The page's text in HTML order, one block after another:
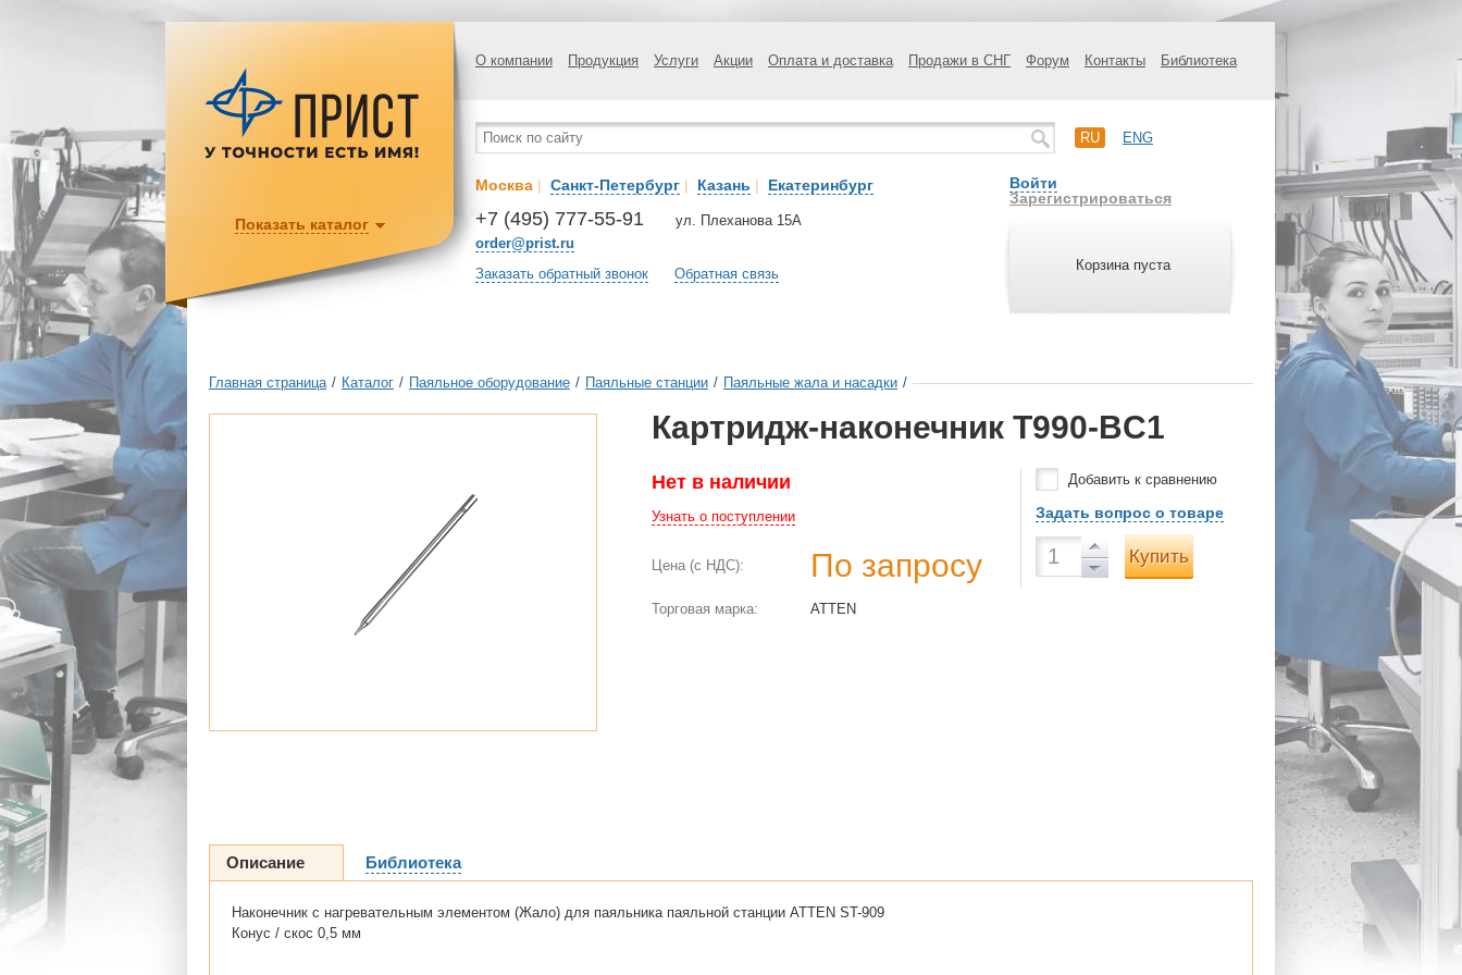
О компании Продукция Услуги Акции Оплата и доставка Продажи в СНГ Форум Контакты Библиотека
RU ENG
Москва | Санкт-Петербург | Казань | Екатеринбург
+7 (495) 777-55-91
order@prist.ru
ул. Плеханова 15А
Заказать обратный звонок Обратная связь
Войти
Зарегистрироваться
Корзина пуста
Показать каталог
Главная страница / Каталог / Паяльное оборудование / Паяльные станции / Паяльные жала и насадки /
Картридж-наконечник T990-BC1
Нет в наличии
Узнать о поступлении
Цена (с НДС): По запросу
Торговая марка: ATTEN
Добавить к сравнению
Задать вопрос о товаре
Купить
Описание Библиотека
Наконечник с нагревательным элементом (Жало) для паяльника паяльной станции ATTEN ST-909
Конус / скос 0,5 мм